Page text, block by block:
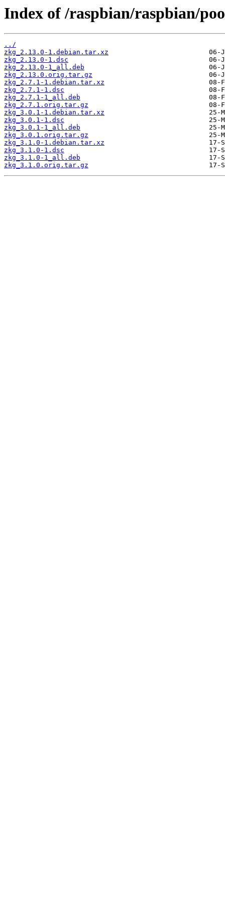
Index of /raspbian/raspbian/
../
zkg_2.13.0-1.debian.tar.xz
zkg_2.13.0-1.dsc
zkg_2.13.0-1_all.deb
zkg_2.13.0.orig.tar.gz
zkg_2.7.1-1.debian.tar.xz
zkg_2.7.1-1.dsc
zkg_2.7.1-1_all.deb
zkg_2.7.1.orig.tar.gz
zkg_3.0.1-1.debian.tar.xz
zkg_3.0.1-1.dsc
zkg_3.0.1-1_all.deb
zkg_3.0.1.orig.tar.gz
zkg_3.1.0-1.debian.tar.xz
zkg_3.1.0-1.dsc
zkg_3.1.0-1_all.deb
zkg_3.1.0.orig.tar.gz